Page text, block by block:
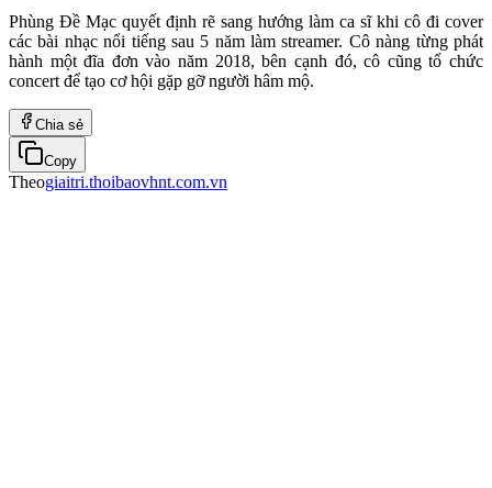
Phùng Đề Mạc quyết định rẽ sang hướng làm ca sĩ khi cô đi cover
các bài nhạc nổi tiếng sau 5 năm làm streamer. Cô nàng từng phát
hành một đĩa đơn vào năm 2018, bên cạnh đó, cô cũng tổ chức
concert để tạo cơ hội gặp gỡ người hâm mộ.
Chia sẻ
Copy
Theogiaitri.thoibaovhnt.com.vn